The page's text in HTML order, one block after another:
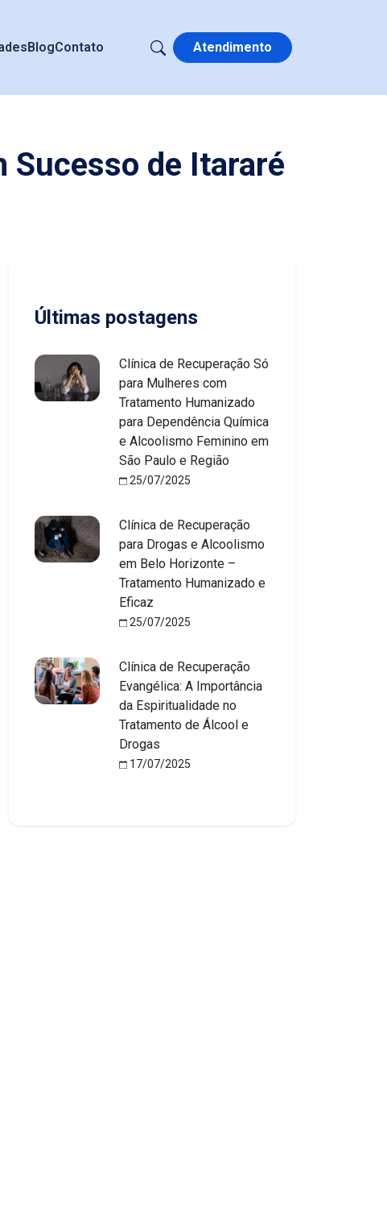
BlogContato Atendimento
Sucesso de Itararé
Últimas postagens
Clínica de Recuperação Só
para Mulheres com
Tratamento Humanizado
para Dependência Química
e Alcoolismo Feminino em
São Paulo e Região
25/07/2025
Clínica de Recuperação
para Drogas e Alcoolismo
em Belo Horizonte –
Tratamento Humanizado e
Eficaz
25/07/2025
Clínica de Recuperação
Evangélica: A Importância
da Espiritualidade no
Tratamento de Álcool e
Drogas
17/07/2025